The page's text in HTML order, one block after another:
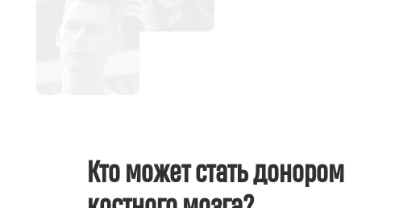
Кто может стать донором